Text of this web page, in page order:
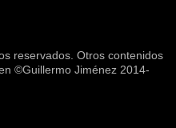
reservados. Otros contenidos
©Guillermo Jiménez 2014-